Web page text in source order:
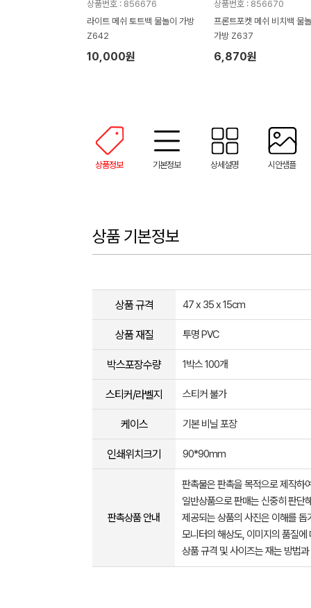
상품번호 : 856676
라이트 메쉬 토트백 물놀이 가방
Z642
10,000원
상품번호 : 856670
프론트포켓 메쉬 비치백 물
가방 Z637
6,870원
상품정보 기본정보 상세설명 시안샘플
상품 기본정보
상품 규격 47 x 35 x 15cm
상품 재질 투명 PVC
박스포장수량 1박스 100개
스티커/라벨지 스티커 불가
케이스 기본 비닐 포장
인쇄위치크기 90*90mm
판촉상품 안내
판촉물은 판촉을 목적으로 제작하
일반상품으로 판매는 신중히 판단
제공되는 상품의 사진은 이해를
모니터의 해상도, 이미지의 품질
상품 규격 및 사이즈는 재는 방법